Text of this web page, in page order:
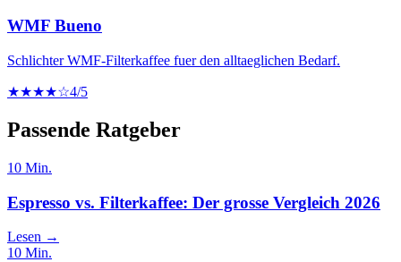
WMF Bueno
Schlichter WMF-Filterkaffee fuer den alltaeglichen Bedarf.
★★★★☆4/5
Passende Ratgeber
10 Min.
Espresso vs. Filterkaffee: Der grosse Vergleich 2026
Lesen →
10 Min.